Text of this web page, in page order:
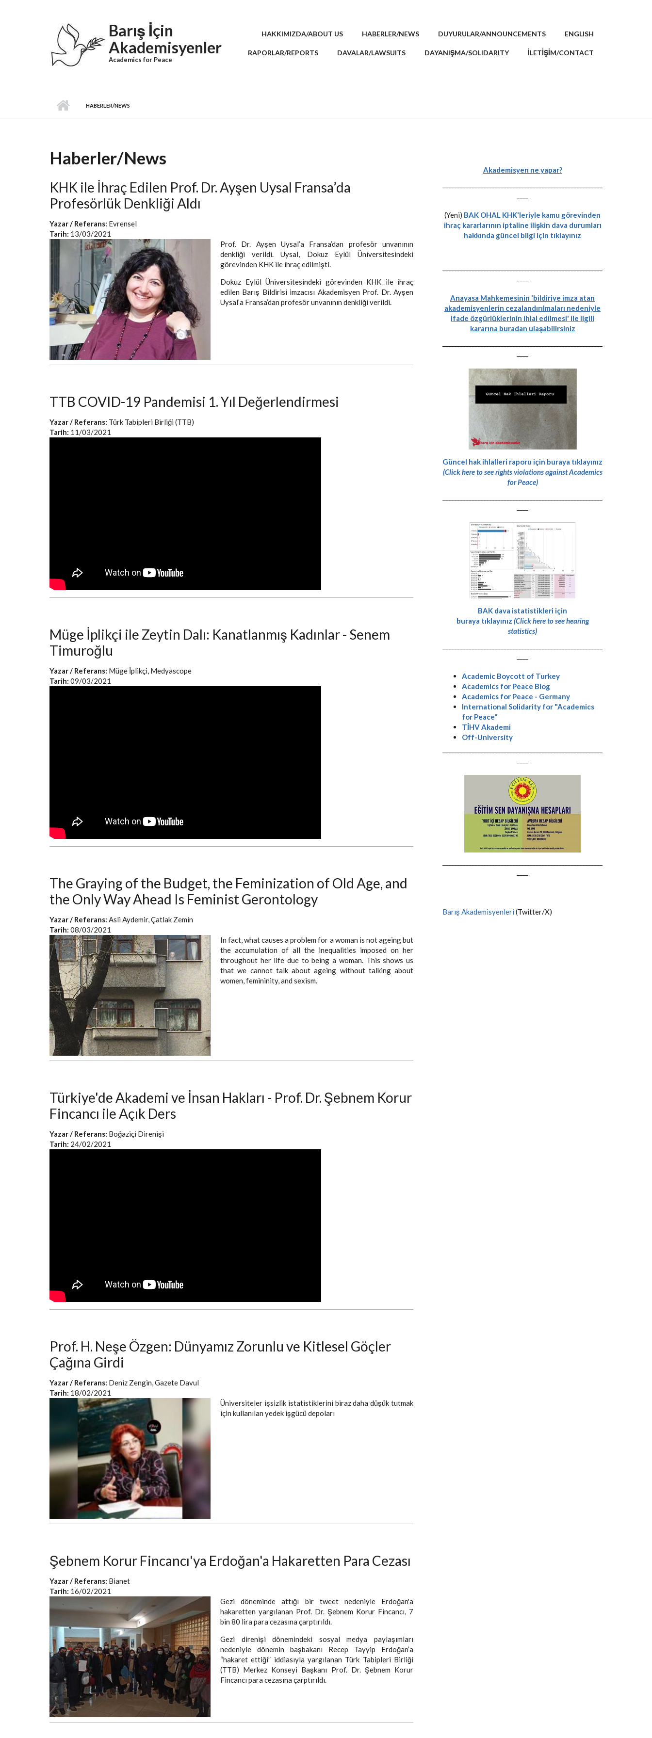
Barış İçin
Akademisyenler
Academics for Peace
HAKKIMIZDA/ABOUT US HABERLER/NEWS DUYURULAR/ANNOUNCEMENTS ENGLISH
RAPORLAR/REPORTS DAVALAR/LAWSUITS DAYANIŞMA/SOLIDARITY İLETİŞİM/CONTACT
HABERLER/NEWS
Haberler/News
KHK ile İhraç Edilen Prof. Dr. Ayşen Uysal Fransa’da
Profesörlük Denkliği Aldı
Yazar / Referans: Evrensel
Tarih: 13/03/2021
Prof. Dr. Ayşen Uysal’a Fransa’dan profesör unvanının
denkliği verildi. Uysal, Dokuz Eylül Üniversitesindeki
görevinden KHK ile ihraç edilmişti.
Dokuz Eylül Üniversitesindeki görevinden KHK ile ihraç
edilen Barış Bildirisi imzacısı Akademisyen Prof. Dr. Ayşen
Uysal’a Fransa’dan profesör unvanının denkliği verildi.
TTB COVID-19 Pandemisi 1. Yıl Değerlendirmesi
Yazar / Referans: Türk Tabipleri Birliği (TTB)
Tarih: 11/03/2021
Müge İplikçi ile Zeytin Dalı: Kanatlanmış Kadınlar - Senem
Timuroğlu
Yazar / Referans: Müge İplikçi, Medyascope
Tarih: 09/03/2021
The Graying of the Budget, the Feminization of Old Age, and
the Only Way Ahead Is Feminist Gerontology
Yazar / Referans: Asli Aydemir, Çatlak Zemin
Tarih: 08/03/2021
In fact, what causes a problem for a woman is not ageing but
the accumulation of all the inequalities imposed on her
throughout her life due to being a woman. This shows us
that we cannot talk about ageing without talking about
women, femininity, and sexism.
Türkiye'de Akademi ve İnsan Hakları - Prof. Dr. Şebnem Korur
Fincancı ile Açık Ders
Yazar / Referans: Boğaziçi Direnişi
Tarih: 24/02/2021
Prof. H. Neşe Özgen: Dünyamız Zorunlu ve Kitlesel Göçler
Çağına Girdi
Yazar / Referans: Deniz Zengin, Gazete Davul
Tarih: 18/02/2021
Üniversiteler işsizlik istatistiklerini biraz daha düşük tutmak
için kullanılan yedek işgücü depoları
Şebnem Korur Fincancı'ya Erdoğan'a Hakaretten Para Cezası
Yazar / Referans: Bianet
Tarih: 16/02/2021
Gezi döneminde attığı bir tweet nedeniyle Erdoğan'a
hakaretten yargılanan Prof. Dr. Şebnem Korur Fincancı, 7
bin 80 lira para cezasına çarptırıldı.
Gezi direnişi dönemindeki sosyal medya paylaşımları
nedeniyle dönemin başbakanı Recep Tayyip Erdoğan’a
“hakaret ettiği” iddiasıyla yargılanan Türk Tabipleri Birliği
(TTB) Merkez Konseyi Başkanı Prof. Dr. Şebnem Korur
Fincancı para cezasına çarptırıldı.
Akademisyen ne yapar?
-------------------------------------------------------
----
(Yeni) BAK OHAL KHK'leriyle kamu görevinden
ihraç kararlarının iptaline ilişkin dava durumları
hakkında güncel bilgi için tıklayınız
-------------------------------------------------------
----
Anayasa Mahkemesinin 'bildiriye imza atan
akademisyenlerin cezalandırılmaları nedeniyle
ifade özgürlüklerinin ihlal edilmesi' ile ilgili
kararına buradan ulaşabilirsiniz
-------------------------------------------------------
----
Güncel hak ihlalleri raporu için buraya tıklayınız
(Click here to see rights violations against Academics
for Peace)
-------------------------------------------------------
----
BAK dava istatistikleri için
buraya tıklayınız (Click here to see hearing
statistics)
-------------------------------------------------------
----
Academic Boycott of Turkey
Academics for Peace Blog
Academics for Peace - Germany
International Solidarity for "Academics
for Peace"
TİHV Akademi
Off-University
-------------------------------------------------------
----
-------------------------------------------------------
----
Barış Akademisyenleri (Twitter/X)